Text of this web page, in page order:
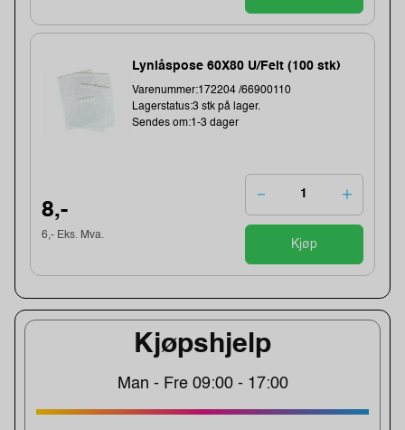
Kjøpshjelp
Man - Fre 09:00 - 17:00
Lynlåspose 60X80 U/Felt (100 stk)
Varenummer:172204 /66900110
Lagerstatus:3 stk på lager.
Sendes om:1-3 dager
8,-
6,- Eks. Mva.
Kjøp